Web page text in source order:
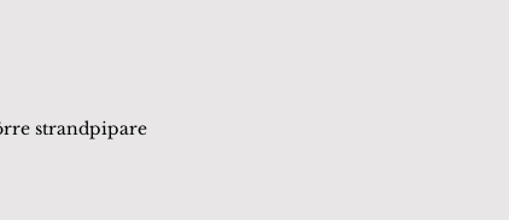
strandpipare